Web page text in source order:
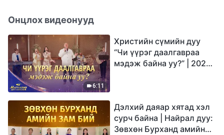
Онцлох видеонууд
6:11
Христийн сүмийн дуу
“Чи үүрэг даалгавраа
мэдэж байна уу?” | 2026
Дэлхий даяар хятад хэл
сурч байна | Найрал дуу:
Зөвхөн Бурханд амийн